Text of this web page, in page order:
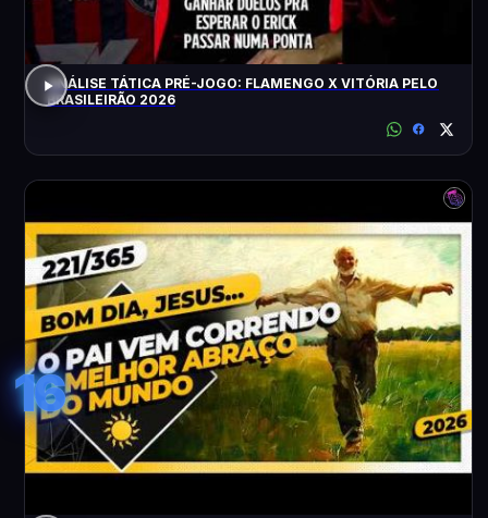
ANÁLISE TÁTICA PRÉ-JOGO: FLAMENGO X VITÓRIA PELO
BRASILEIRÃO 2026
16